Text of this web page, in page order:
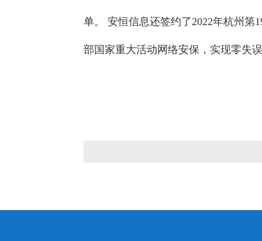
单。 安恒信息还签约了2022年杭州
部国家重大活动网络安保，实现零失